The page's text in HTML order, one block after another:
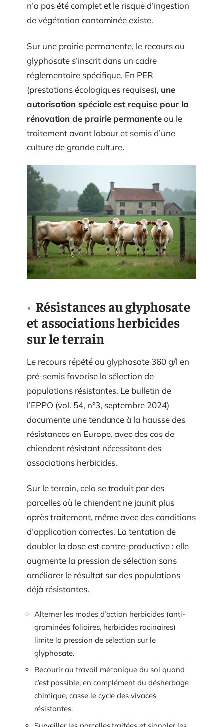
n’a pas été complet et le risque d’ingestion
de végétation contaminée existe.
Sur une prairie permanente, le recours au
glyphosate s’inscrit dans un cadre
réglementaire spécifique. En PER
(prestations écologiques requises), une
autorisation spéciale est requise pour la
rénovation de prairie permanenteou le
traitement avant labour et semis d’une
culture de grande culture.
Résistances au glyphosate
et associations herbicides
sur le terrain
Le recours répété au glyphosate 360 g/l en
pré-semis favorise la sélection de
populations résistantes. Le bulletin de
l’EPPO (vol. 54, n°3, septembre 2024)
documente une tendance à la hausse des
résistances en Europe, avec des cas de
chiendent résistant nécessitant des
associations herbicides.
Sur le terrain, cela se traduit par des
parcelles où le chiendent ne jaunit plus
après traitement, même avec des conditions
d’application correctes. La tentation de
doubler la dose est contre-productive : elle
augmente la pression de sélection sans
améliorer le résultat sur des populations
déjà résistantes.
Alterner les modes d’action herbicides (anti-
graminées foliaires, herbicides racinaires)
limite la pression de sélection sur le
glyphosate.
Recourir au travail mécanique du sol quand
c’est possible, en complément du désherbage
chimique, casse le cycle des vivaces
résistantes.